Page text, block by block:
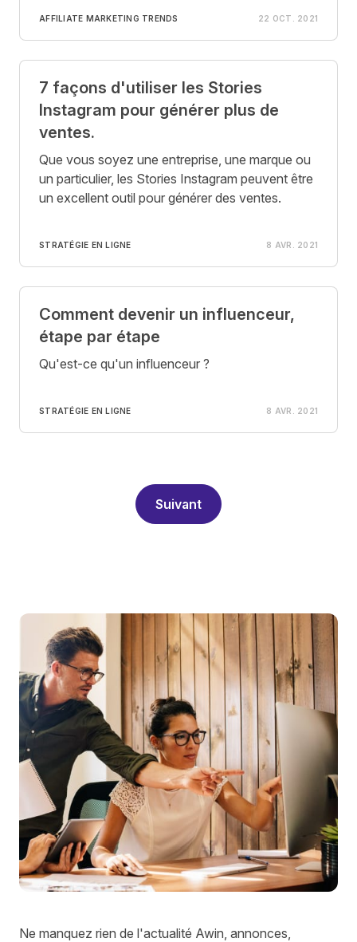
AFFILIATE MARKETING TRENDS 22 OCT. 2021
7 façons d'utiliser les Stories
Instagram pour générer plus de
ventes.
Que vous soyez une entreprise, une marque ou
un particulier, les Stories Instagram peuvent être
un excellent outil pour générer des ventes.
STRATÉGIE EN LIGNE 8 AVR. 2021
Comment devenir un influenceur,
étape par étape
Qu'est-ce qu'un influenceur ?
STRATÉGIE EN LIGNE 8 AVR. 2021
Suivant
Ne manquez rien de l'actualité Awin, annonces,